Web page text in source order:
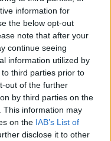
information for
the below opt-out
note that after your
continue seeing
information utilized by
third parties prior to
out of the further
by third parties on the
This information may
on the IAB’s List of
disclose it to other
zoo.
v Karviné se
pokračuje
lesoparku Dubina
12,5 milionu korun. Práce se
soustředí na úpravu
toku, které by měly
má přispět k lepšímu
tak, aby park nabídl lidem